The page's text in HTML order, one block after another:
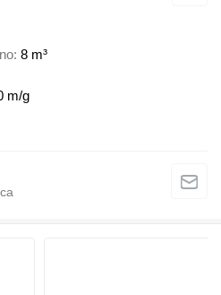
8 m³
m/g